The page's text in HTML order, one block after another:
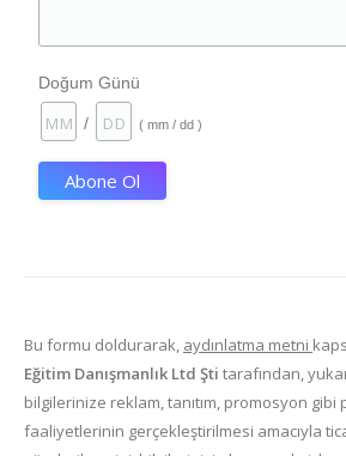
Doğum Günü
/ ( mm / dd )
Bu formu doldurarak, aydınlatma metni
Eğitim Danışmanlık Ltd Şti tarafından,
bilgilerinize reklam, tanıtım, promosyon gibi
faaliyetlerinin gerçekleştirilmesi amacıyla